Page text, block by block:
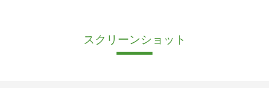
スクリーンショット